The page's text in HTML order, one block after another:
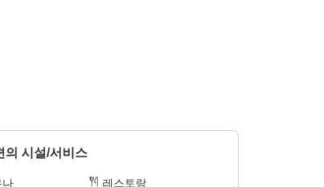
의 시설/서비스
나
레스토랑